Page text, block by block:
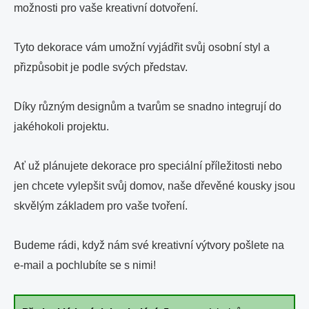
možnosti pro vaše kreativní dotvoření.
Tyto dekorace vám umožní vyjádřit svůj osobní styl a
přizpůsobit je podle svých představ.
Díky různým designům a tvarům se snadno integrují do
jakéhokoli projektu.
Ať už plánujete dekorace pro speciální příležitosti nebo
jen chcete vylepšit svůj domov, naše dřevěné kousky jsou
skvělým základem pro vaše tvoření.
Budeme rádi, když nám své kreativní výtvory pošlete na
e-mail a pochlubíte se s nimi!